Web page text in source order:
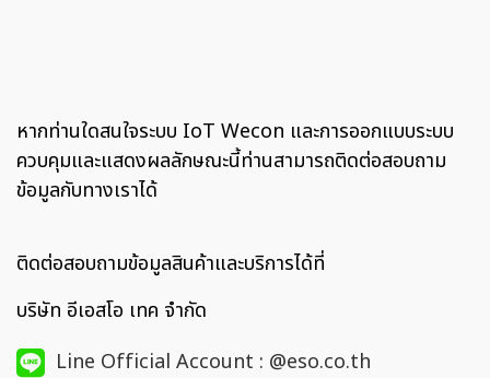
หากท่านใดสนใจระบบ IoT Wecon และการออกแบบระบบ
ควบคุมและแสดงผลลักษณะนี้ท่านสามารถติดต่อสอบถาม
ข้อมูลกับทางเราได้
ติดต่อสอบถามข้อมูลสินค้าและบริการได้ที่
บริษัท อีเอสโอ เทค จำกัด
Line Official Account : @eso.co.th